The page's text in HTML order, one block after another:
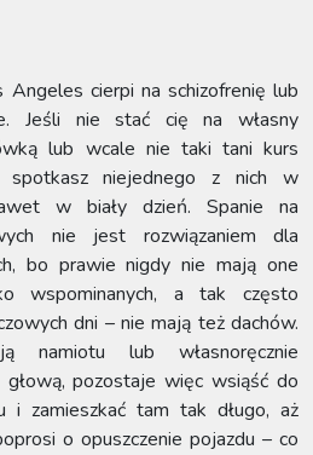
cierpi na schizofrenię lub
Jeśli nie stać cię na własny
lub wcale nie taki tani kurs
niejednego z nich w
w biały dzień. Spanie na
nie jest rozwiązaniem dla
bo prawie nigdy nie mają one
wspominanych, a tak często
dni – nie mają też dachów.
namiotu lub własnoręcznie
głową, pozostaje więc wsiąść do
i zamieszkać tam tak długo, aż
o opuszczenie pojazdu – co